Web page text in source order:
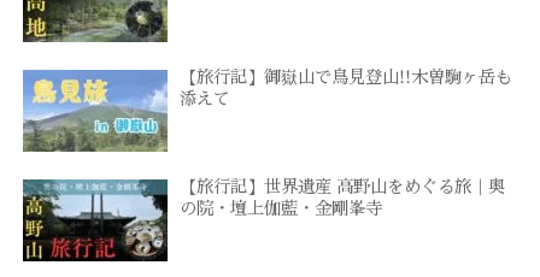
【旅行記】御嶽山で鳥見登山!!木曽駒ヶ岳も
添えて
【旅行記】世界遺産 高野山をめぐる旅｜奥
の院・壇上伽藍・金剛峯寺